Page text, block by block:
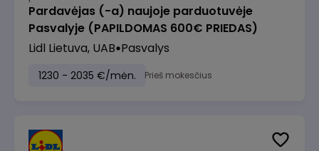
Pardavėjas (-a) naujoje parduotuvėje
Pasvalyje (PAPILDOMAS 600€ PRIEDAS)
Lidl Lietuva, UAB Pasvalys
1230 - 2035 €/mėn. Prieš mokesčius